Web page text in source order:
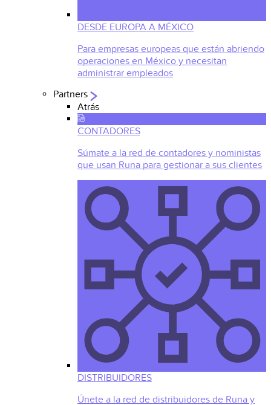
DESDE EUROPA A MÉXICO
Para empresas europeas que están abriendo
operaciones en México y necesitan
administrar empleados
Partners
Atrás
CONTADORES
Súmate a la red de contadores y noministas
que usan Runa para gestionar a sus clientes
DISTRIBUIDORES
Únete a la red de distribuidores de Runa y